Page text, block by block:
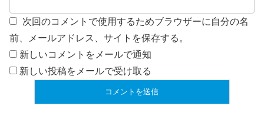
次回のコメントで使用するためブラウザーに自分の名
前、メールアドレス、サイトを保存する。
新しいコメントをメールで通知
新しい投稿をメールで受け取る